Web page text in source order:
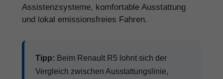
Assistenzsysteme, komfortable Ausstattung
und lokal emissionsfreies Fahren.
Tipp: Beim Renault R5 lohnt sich der
Vergleich zwischen Ausstattungslinie,